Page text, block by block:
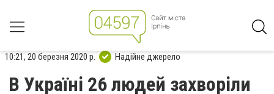
10:21, 20 березня 2020 р. Надійне джерело
В Україні 26 людей захворіли